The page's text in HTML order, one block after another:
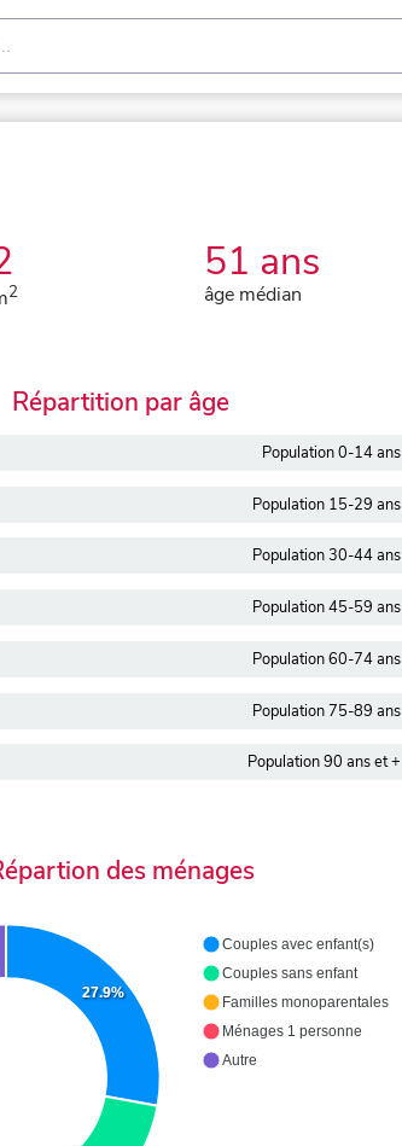
2
51 ans
âge médian
Répartition par âge
Population 0-14 ans
Population 15-29 ans
Population 30-44 ans
Population 45-59 ans
Population 60-74 ans
Population 75-89 ans
Population 90 ans et +
des ménages
27.9%
Couples avec enfant(s)
Couples sans enfant
Familles monoparentales
Ménages 1 personne
Autre